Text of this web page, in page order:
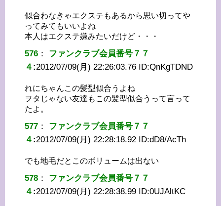
似合わなきゃエクステもあるから思い切ってや
ってみてもいいよね
本人はエクステ嫌みたいだけど・・・
576 ： ファンクラブ会員番号７７
４ :2012/07/09(月) 22:26:03.76 ID:QnKgTDND
れにちゃんこの髪型似合うよね
ヲタじゃない友達もこの髪型似合うって言って
たよ。
577 ： ファンクラブ会員番号７７
４ :2012/07/09(月) 22:28:18.92 ID:dD8/AcTh
でも地毛だとこのボリュームは出ない
578 ： ファンクラブ会員番号７７
４ :2012/07/09(月) 22:28:38.99 ID:0UJAltKC